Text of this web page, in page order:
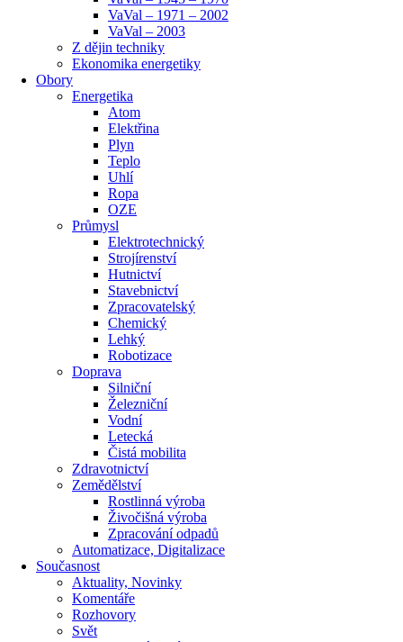
VaVal – 1971 – 2002
VaVal – 2003
Z dějin techniky
Ekonomika energetiky
Obory
Energetika
Atom
Elektřina
Plyn
Teplo
Uhlí
Ropa
OZE
Průmysl
Elektrotechnický
Strojírenství
Hutnictví
Stavebnictví
Zpracovatelský
Chemický
Lehký
Robotizace
Doprava
Silniční
Železniční
Vodní
Letecká
Čistá mobilita
Zdravotnictví
Zemědělství
Rostlinná výroba
Živočišná výroba
Zpracování odpadů
Automatizace, Digitalizace
Současnost
Aktuality, Novinky
Komentáře
Rozhovory
Svět